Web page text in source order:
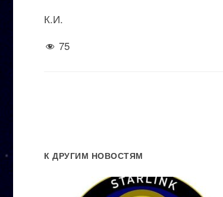
К.И.
75
К ДРУГИМ НОВОСТЯМ